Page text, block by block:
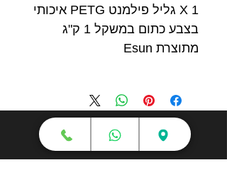
1 X גליל פילמנט PETG איכותי
בצבע כתום במשקל 1 ק"ג
מתוצרת Esun
חנות